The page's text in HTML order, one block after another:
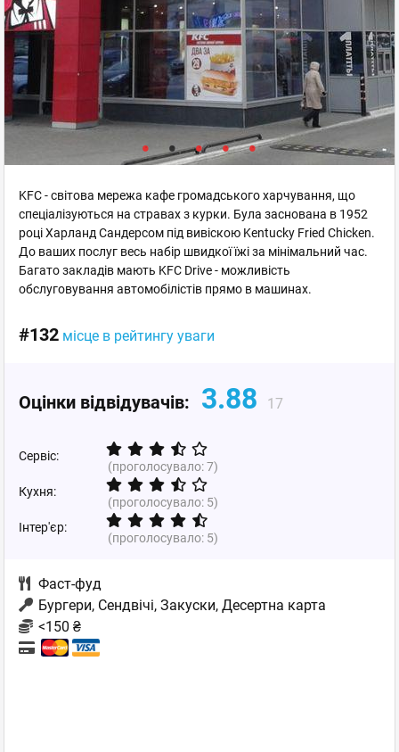
KFC - світова мережа кафе громадського харчування, що
спеціалізуються на стравах з курки. Була заснована в 1952
році Харланд Сандерсом під вивіскою Kentuсky Fried Chicken.
До ваших послуг весь набір швидкої їжі за мінімальний час.
Багато закладів мають KFC Drive - можливість
обслуговування автомобілістів прямо в машинах.
#132 місце в рейтингу уваги
Оцінки відвідувачів: 3.88 17
Сервіс:
(проголосувало:7)
Кухня:
(проголосувало: 5)
Інтер'єр:
(проголосувало: 5)
Фаст-фуд
Бургери, Сендвічі, Закуски, Десертна карта
<150 ₴